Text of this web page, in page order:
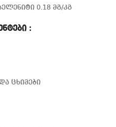
0.18 მგ/კგ
:
ცხიმები